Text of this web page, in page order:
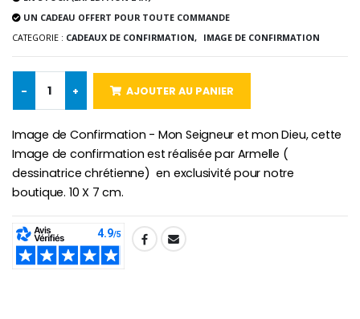
Huile d'Onction
€9.90
€4.90
€5.00
€23.00
UN CADEAU OFFERT POUR TOUTE COMMANDE
CATEGORIE : CADEAUX DE CONFIRMATION, IMAGE DE CONFIRMATION
- + AJOUTER AU PANIER
Image de Confirmation - Mon Seigneur et mon Dieu, cette
Image de confirmation est réalisée par Armelle (
dessinatrice chrétienne) en exclusivité pour notre
boutique. 10 X 7 cm.
SHARE: